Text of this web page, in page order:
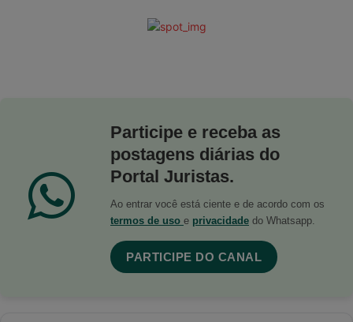
Participe e receba as
postagens diárias do
Portal Juristas.
Ao entrar você está ciente e de acordo com os
termos de uso e privacidade do Whatsapp.
PARTICIPE DO CANAL